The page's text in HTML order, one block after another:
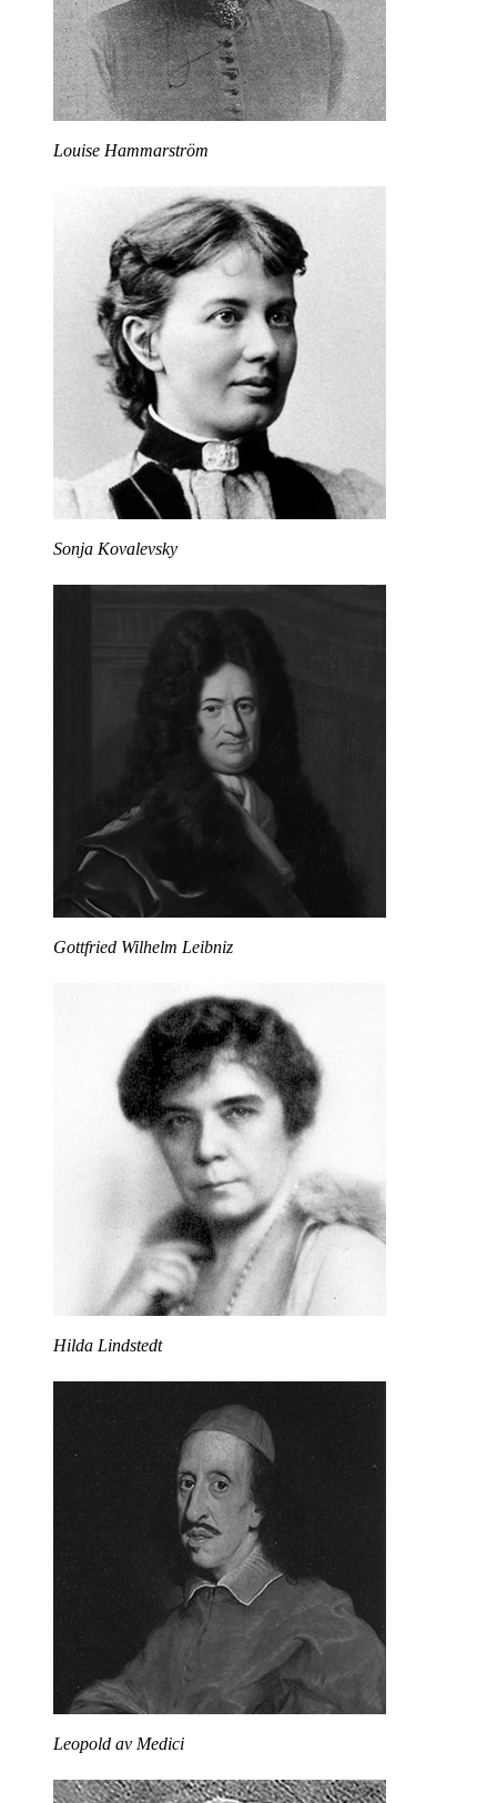
Louise Hammarström
Sonja Kovalevsky
Gottfried Wilhelm Leibniz
Hilda Lindstedt
Leopold av Medici